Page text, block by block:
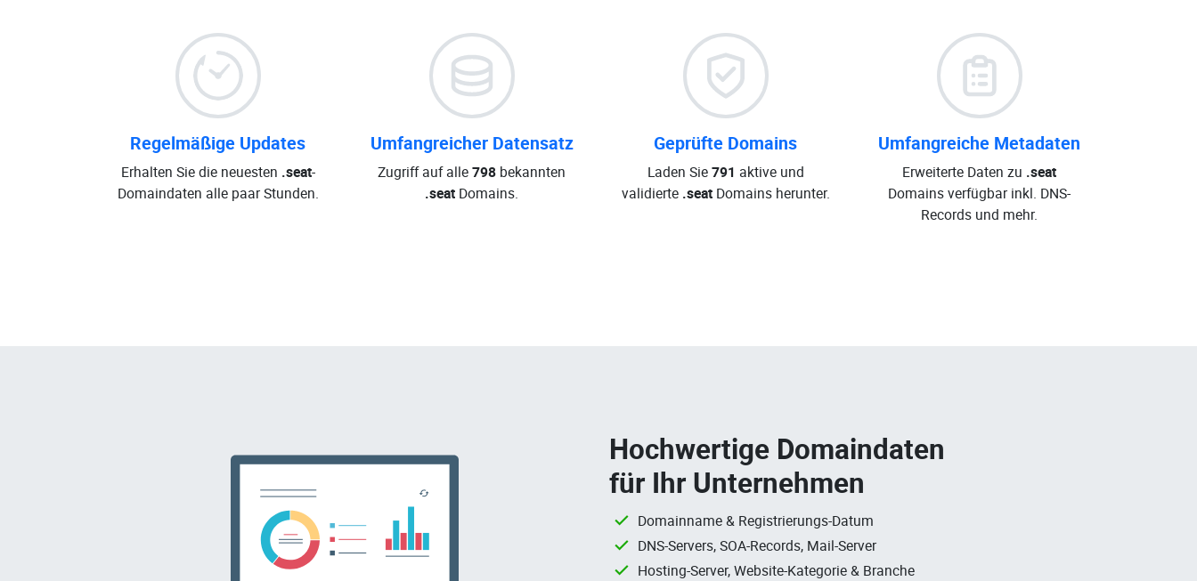
Regelmäßige Updates
Erhalten Sie die neuesten .seat-
Domaindaten alle paar Stunden.
Umfangreicher Datensatz
Zugriff auf alle798 bekannten
.seat Domains.
Geprüfte Domains
Laden Sie791 aktive und
validierte .seatDomains herunter.
Umfangreiche Metadaten
Erweiterte Daten zu .seat
Domains verfügbar inkl. DNS-
Records und mehr.
Hochwertige Domaindaten
für Ihr Unternehmen
Domainname & Registrierungs-Datum
DNS-Servers, SOA-Records, Mail-Server
Hosting-Server, Website-Kategorie & Branche